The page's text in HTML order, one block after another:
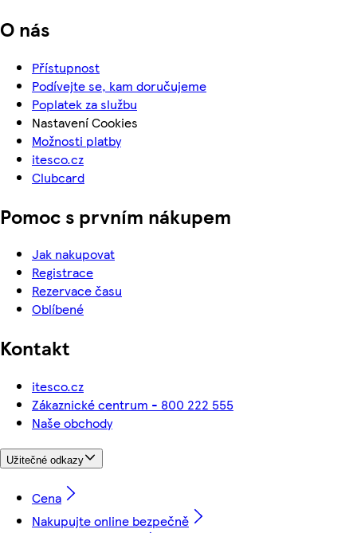
O nás
Přístupnost
Podívejte se, kam doručujeme
Poplatek za službu
Nastavení Cookies
Možnosti platby
itesco.cz
Clubcard
Pomoc s prvním nákupem
Jak nakupovat
Registrace
Rezervace času
Oblíbené
Kontakt
itesco.cz
Zákaznické centrum - 800 222 555
Naše obchody
Užitečné odkazy
Cena
Nakupujte online bezpečně